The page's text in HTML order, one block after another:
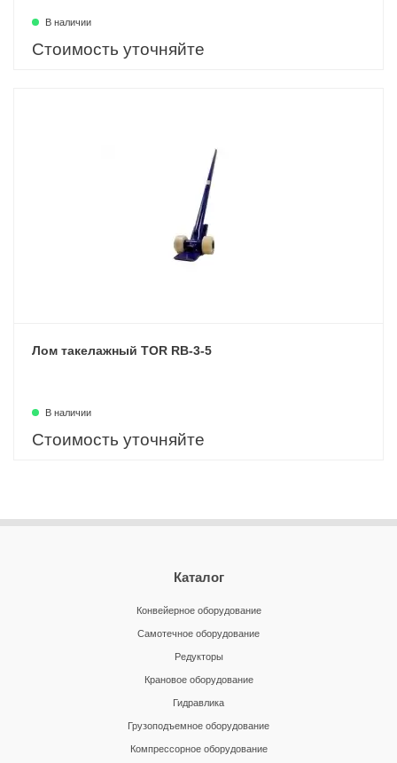
В наличии
Стоимость уточняйте
Лом такелажный TOR RB-3-5
В наличии
Стоимость уточняйте
Каталог
Конвейерное оборудование
Самотечное оборудование
Редукторы
Крановое оборудование
Гидравлика
Грузоподъемное оборудование
Компрессорное оборудование